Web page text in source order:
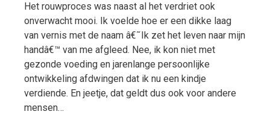
Het rouwproces was naast al het verdriet ook
onverwacht mooi. Ik voelde hoe er een dikke laag
van vernis met de naam â€˜Ik zet het leven naar mijn
handâ€™ van me afgleed. Nee, ik kon niet met
gezonde voeding en jarenlange persoonlijke
ontwikkeling afdwingen dat ik nu een kindje
verdiende. En jeetje, dat geldt dus ook voor andere
mensen…